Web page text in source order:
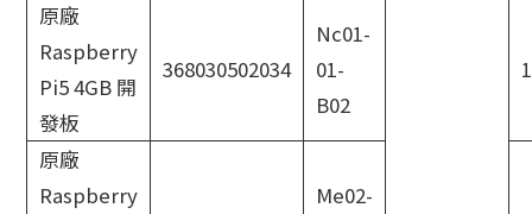
原廠
Raspberry
Pi5 4GB 開
發板
368030502034
Nc01-
01-
B02
原廠
Raspberry
Me02-